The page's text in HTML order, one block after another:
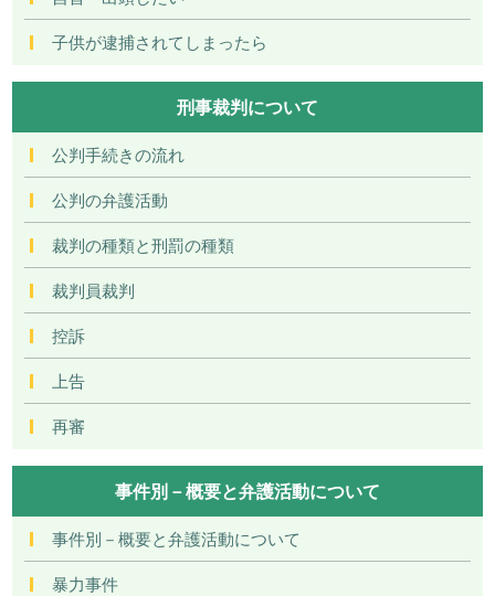
子供が逮捕されてしまったら
刑事裁判について
公判手続きの流れ
公判の弁護活動
裁判の種類と刑罰の種類
裁判員裁判
控訴
上告
再審
事件別－概要と弁護活動について
事件別－概要と弁護活動について
暴力事件